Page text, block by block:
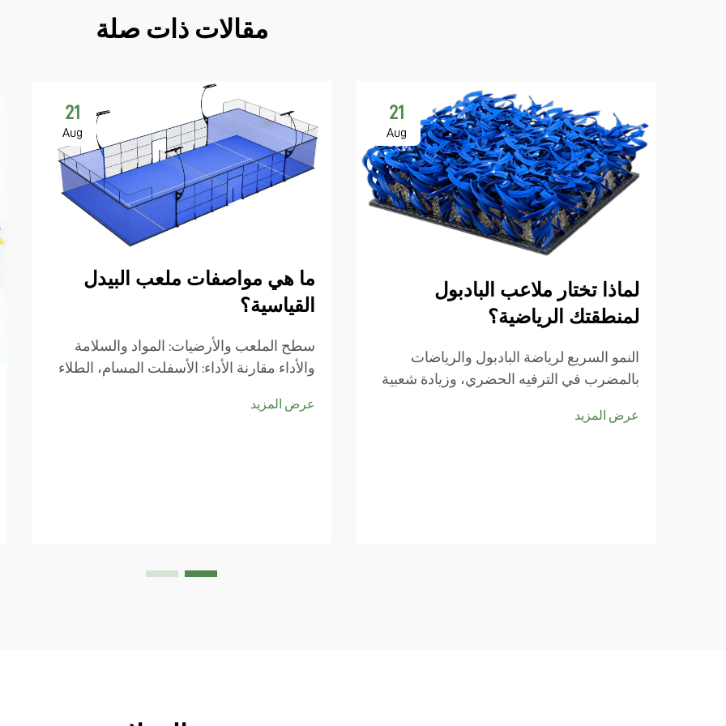
مقالات ذات صلة
21
Aug
لماذا تختار ملاعب البادبول
لمنطقتك الرياضية؟
النمو السريع لرياضة البادبول والرياضات
بالمضرب في الترفيه الحضري، وزيادة شعبية
بول، يبدأ المزيد من مخططي المدن بوضع
عرض المزيد
21
Aug
ما هي مواصفات ملعب البيدل
القياسية؟
سطح الملعب والأرضيات: المواد والسلامة
والأداء مقارنة الأداء: الأسفلت المسام، الطلاء
السطح يجعل كل الفرق عند النظر في
عرض المزيد